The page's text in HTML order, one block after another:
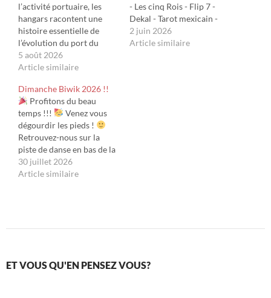
l’activité portuaire, les
hangars racontent une
histoire essentielle de
l’évolution du port du
Havre. Pensés pour
stocker des marchandises
progressivement perdu
leur fonction avec
l’arrivée du conteneur et
la transformation des
chaînes logistiques. Au fil
de la visite pédestre,
découvrez leur
architecture,…
5 août 2026
Article similaire
- Les cinq Rois - Flip 7 -
Dekal - Tarot mexicain -
Papayoo - Phase 10 - Là
t'abuses - Las Vegas -
2 juin 2026
Article similaire
Dimanche Biwik 2026 !!
Profitons du beau
temps !!!
Venez vous
dégourdir les pieds !
Retrouvez-nous sur la
piste de danse en bas de la
petite rade. Salsa, Bachata,
Kizomba, toujours en
30 juillet 2026
Article similaire
des
ET VOUS QU'EN PENSEZ VOUS?